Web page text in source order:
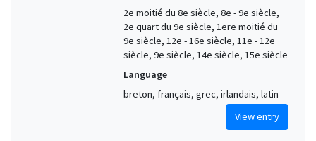
2e moitié du 8e siècle, 8e - 9e siècle,
2e quart du 9e siècle, 1ere moitié du
9e siècle, 12e - 16e siècle, 11e - 12e
siècle, 9e siècle, 14e siècle, 15e siècle
Language
breton, français, grec, irlandais, latin
View entry